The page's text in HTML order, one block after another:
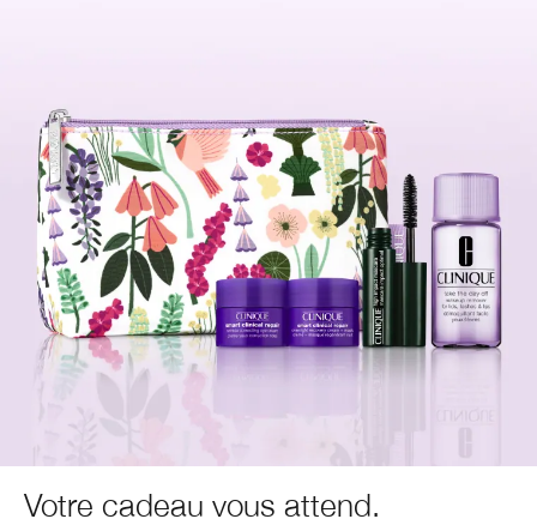
Votre cadeau vous attend.